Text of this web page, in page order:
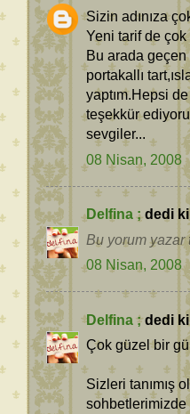
Sizin adınıza
Yeni tarif de
Bu arada
portakallı
yaptım.Hepsi
teşekkür
sevgiler...
08 Nisan, 2008
Delfina ;dedi
Bu yorum yazar
08 Nisan, 2008
Delfina ;dedi
Çok güzel bir
Sizleri tanımış
sohbetlerimizde